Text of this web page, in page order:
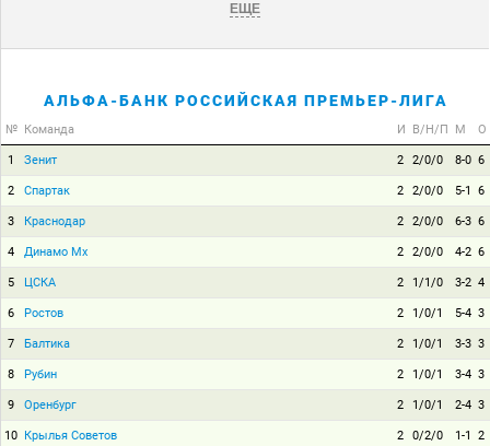
ЕЩЕ
АЛЬФА-БАНК РОССИЙСКАЯ ПРЕМЬЕР-ЛИГА
№ Команда И В/Н/П М О
1 Зенит 2 2/0/0 8-0 6
2 Спартак 2 2/0/0 5-1 6
3 Краснодар 2 2/0/0 6-3 6
4 Динамо Мх 2 2/0/0 4-2 6
5 ЦСКА 2 1/1/0 3-2 4
6 Ростов 2 1/0/1 5-4 3
7 Балтика 2 1/0/1 3-3 3
8 Рубин 2 1/0/1 3-4 3
9 Оренбург 2 1/0/1 2-4 3
10 Крылья Советов 2 0/2/0 1-1 2